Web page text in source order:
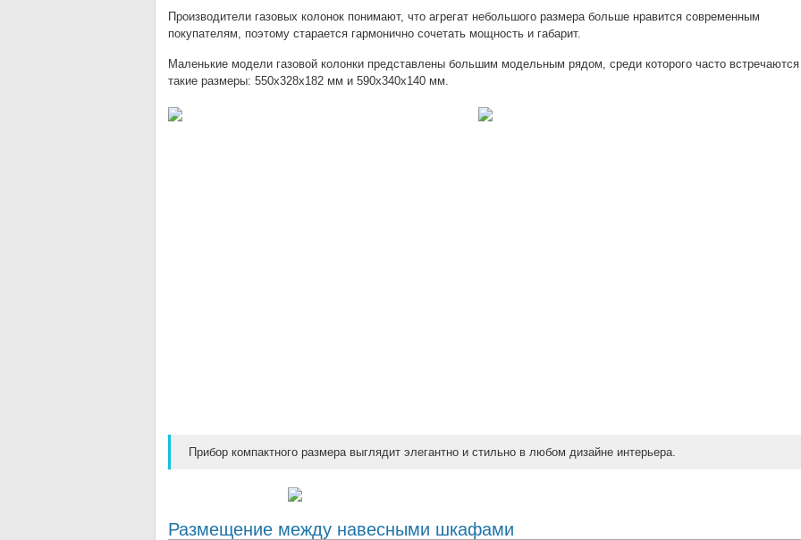
Производители газовых колонок понимают, что агрегат небольшого размера больше нравится современным
покупателям, поэтому старается гармонично сочетать мощность и габарит.
Маленькие модели газовой колонки представлены большим модельным рядом, среди которого часто встречаются
такие размеры: 550х328х182 мм и 590х340х140 мм.
Прибор компактного размера выглядит элегантно и стильно в любом дизайне интерьера.
Размещение между навесными шкафами